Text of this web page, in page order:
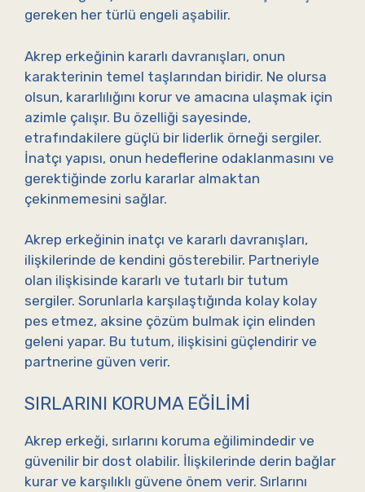
gereken her türlü engeli aşabilir.
Akrep erkeğinin kararlı davranışları, onun
karakterinin temel taşlarından biridir. Ne olursa
olsun, kararlılığını korur ve amacına ulaşmak için
azimle çalışır. Bu özelliği sayesinde,
etrafındakilere güçlü bir liderlik örneği sergiler.
İnatçı yapısı, onun hedeflerine odaklanmasını ve
gerektiğinde zorlu kararlar almaktan
çekinmemesini sağlar.
Akrep erkeğinin inatçı ve kararlı davranışları,
ilişkilerinde de kendini gösterebilir. Partneriyle
olan ilişkisinde kararlı ve tutarlı bir tutum
sergiler. Sorunlarla karşılaştığında kolay kolay
pes etmez, aksine çözüm bulmak için elinden
geleni yapar. Bu tutum, ilişkisini güçlendirir ve
partnerine güven verir.
SIRLARINI KORUMA EĞILIMI
Akrep erkeği, sırlarını koruma eğilimindedir ve
güvenilir bir dost olabilir. İlişkilerinde derin bağlar
kurar ve karşılıklı güvene önem verir. Sırlarını